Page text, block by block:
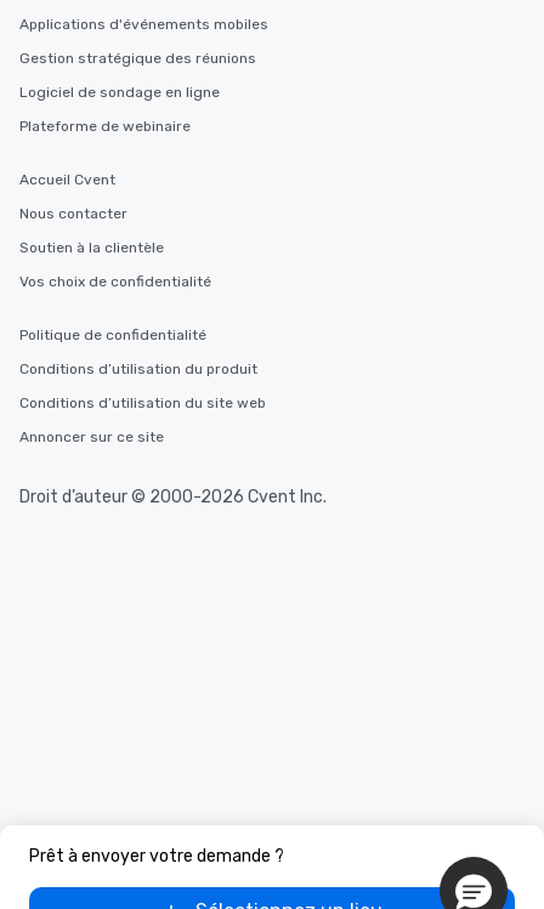
Prêt à envoyer votre demande ?
Applications d'événements mobiles
Gestion stratégique des réunions
Logiciel de sondage en ligne
Plateforme de webinaire
Accueil Cvent
Nous contacter
Soutien à la clientèle
Vos choix de confidentialité
Politique de confidentialité
Conditions d’utilisation du produit
Conditions d’utilisation du site web
Annoncer sur ce site
Droit d’auteur © 2000-2026 Cvent Inc.